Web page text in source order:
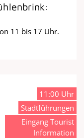
11 bis 17 Uhr.
11:00 Uhr
Stadtführungen
Eingang Tourist
Information